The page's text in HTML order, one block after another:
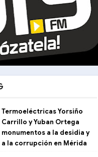
Termoeléctricas Yorsiño
Carrillo y Yuban Ortega
monumentos a la desidia y
a la corrupción en Mérida